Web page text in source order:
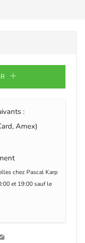
:
Amex)
chez Pascal Karp
et 19:00 sauf le
Email